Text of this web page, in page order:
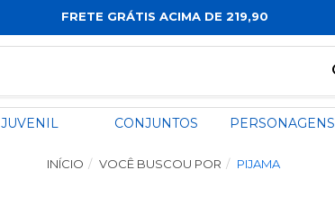
PIX COM 5% OFF
JUVENIL CONJUNTOS PERSONAGENS
INÍCIO VOCÊ BUSCOU POR PIJAMA